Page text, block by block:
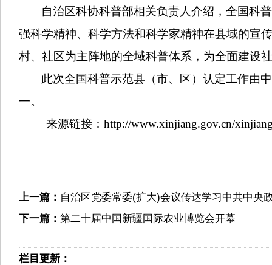
自治区科协科普部相关负责人介绍，全国科
强科学精神、科学方法和科学家精神在县域的宣
村、社区为主阵地的全域科普体系，为全面建设
此次全国科普示范县（市、区）认定工作由
一。
来源链接： http://www.xinjiang.gov.cn/
上一篇： 自治区党委常委(扩大)会议传达学习中共中
下一篇： 第二十届中国新疆国际农业博览会开幕
栏目更新：